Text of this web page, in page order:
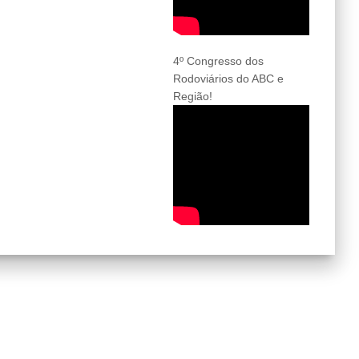
4º Congresso dos
Rodoviários do ABC e
Região!